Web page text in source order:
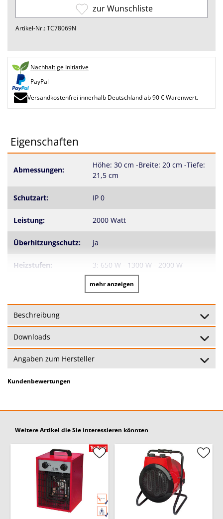
zur Wunschliste
Artikel-Nr.: TC78069N
Nachhaltige Initiative
PayPal
Versandkostenfrei innerhalb Deutschland ab 90 € Warenwert.
Eigenschaften
Abmessungen:
Höhe: 30 cm -Breite: 20 cm -Tiefe:
21,5 cm
Schutzart: IP 0
Leistung: 2000 Watt
Überhitzungschutz: ja
Heizstufen: 3: 650 W - 1300 W - 2000 W
ja
Garantie:
mehr anzeigen
Beschreibung
Downloads
Angaben zum Hersteller
Kundenbewertungen
Weitere Artikel die Sie interessieren könnten